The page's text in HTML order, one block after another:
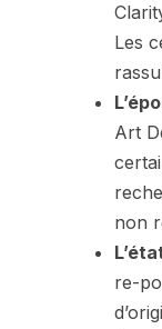
Les
Art
non
re-